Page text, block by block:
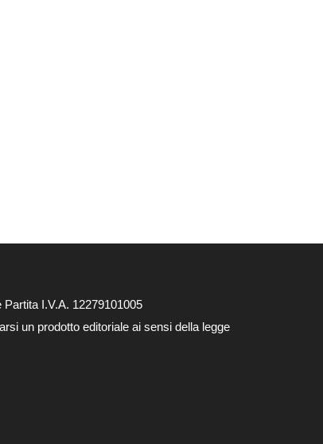
I.V.A. 12279101005
un prodotto editoriale ai sensi della legge